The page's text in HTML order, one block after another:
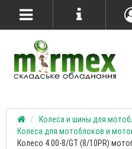
Колеса и шины для
Колеса для мотоблоков и
Колесо 4.00-8/GT (8/10PR)